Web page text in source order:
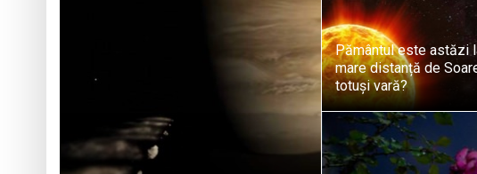
Pământul este astăzi
mare distanță de
totuși vară?